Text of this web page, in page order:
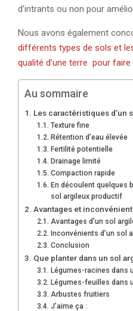
d’intrants ou non pour
Nous avons également
différents types de sols et
qualité d’une terre pour faire
Au sommaire
Les caractéristiques d’un
Texture fine
Rétention d’eau élevée
Fertilité potentielle
Drainage limité
Compaction rapide
En découlent quelques
sol argileux productif
Avantages et
Avantages d’un sol
Inconvénients d’un sol
Conclusion
Que planter dans un sol
Légumes-racines dans
Légumes-feuilles dans
Arbustes fruitiers
J’aime ça :